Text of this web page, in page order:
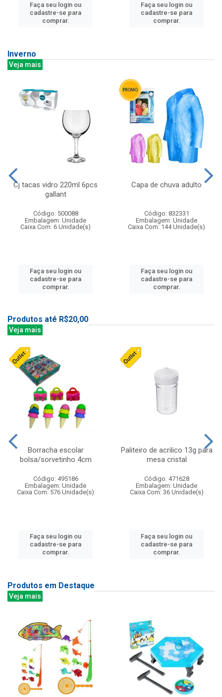
Faça seu login ou
cadastre-se para
comprar.
Faça seu login ou
cadastre-se para
comprar.
Inverno
Veja mais
Cj tacas vidro 220ml 6pcs
gallant
Código: 500088
Embalagem: Unidade
Caixa Com: 6 Unidade(s)
Faça seu login ou
cadastre-se para
comprar.
Capa de chuva adulto
Código: 832331
Embalagem: Unidade
Caixa Com: 144 Unidade(s)
Faça seu login ou
cadastre-se para
comprar.
Produtos até R$20,00
Veja mais
Borracha escolar
bolsa/sorvetinho 4cm
Código: 495186
Embalagem: Unidade
Caixa Com: 576 Unidade(s)
Faça seu login ou
cadastre-se para
comprar.
Paliteiro de acrilico 13g para
mesa cristal
Código: 471628
Embalagem: Unidade
Caixa Com: 36 Unidade(s)
Faça seu login ou
cadastre-se para
comprar.
Produtos em Destaque
Veja mais